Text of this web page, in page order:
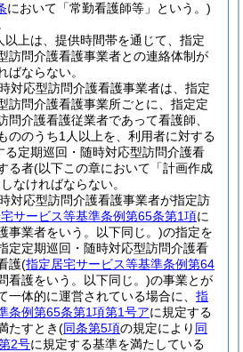
において「常勤看護師等」という。)
以上は、提供時間帯を通じて、指定
訪問介護看護事業者との連絡体制が
ばならない。
対応型訪問介護看護事業者は、指定
訪問介護看護事業所ごとに、指定定
問介護看護従業者であって看護師、
ののうち1人以上を、利用者に対する
る定期巡回・随時対応型訪問介護看
る者(以下この章において「計画作成
なければならない。
対応型訪問介護看護事業者が指定訪
サービス等基準条例第65条第1項に
事業者をいう。以下同じ。)の指定を
定定期巡回・随時対応型訪問介護看
護(指定居宅サービス等基準条例第64
看護をいう。以下同じ。)の事業とが
一体的に運営されている場合に、 指
条例第65条第1項第1号アに規定する
たすとき(同条第5項の規定により 同
2号に規定する基準を満たしている